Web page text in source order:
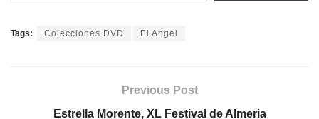
Tags: Colecciones DVD El Angel
Previous Post
Estrella Morente, XL Festival de Almeria